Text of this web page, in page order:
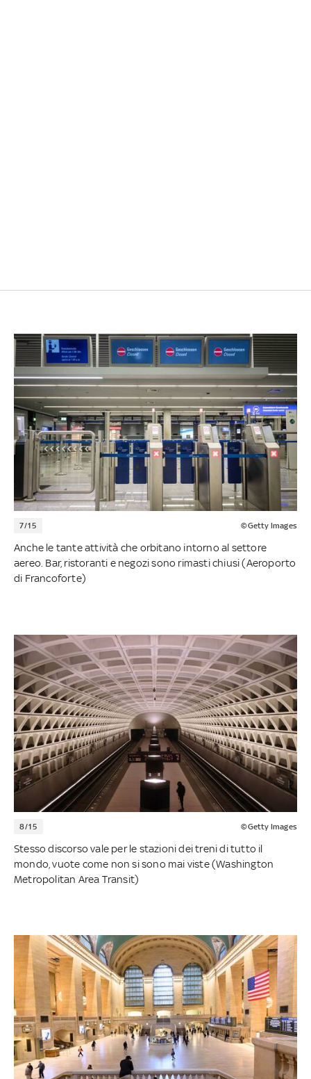
7/15 ©Getty Images
Anche le tante attività che orbitano intorno al settore
aereo. Bar, ristoranti e negozi sono rimasti chiusi (Aeroporto
di Francoforte)
8/15 ©Getty Images
Stesso discorso vale per le stazioni dei treni di tutto il
mondo, vuote come non si sono mai viste (Washington
Metropolitan Area Transit)